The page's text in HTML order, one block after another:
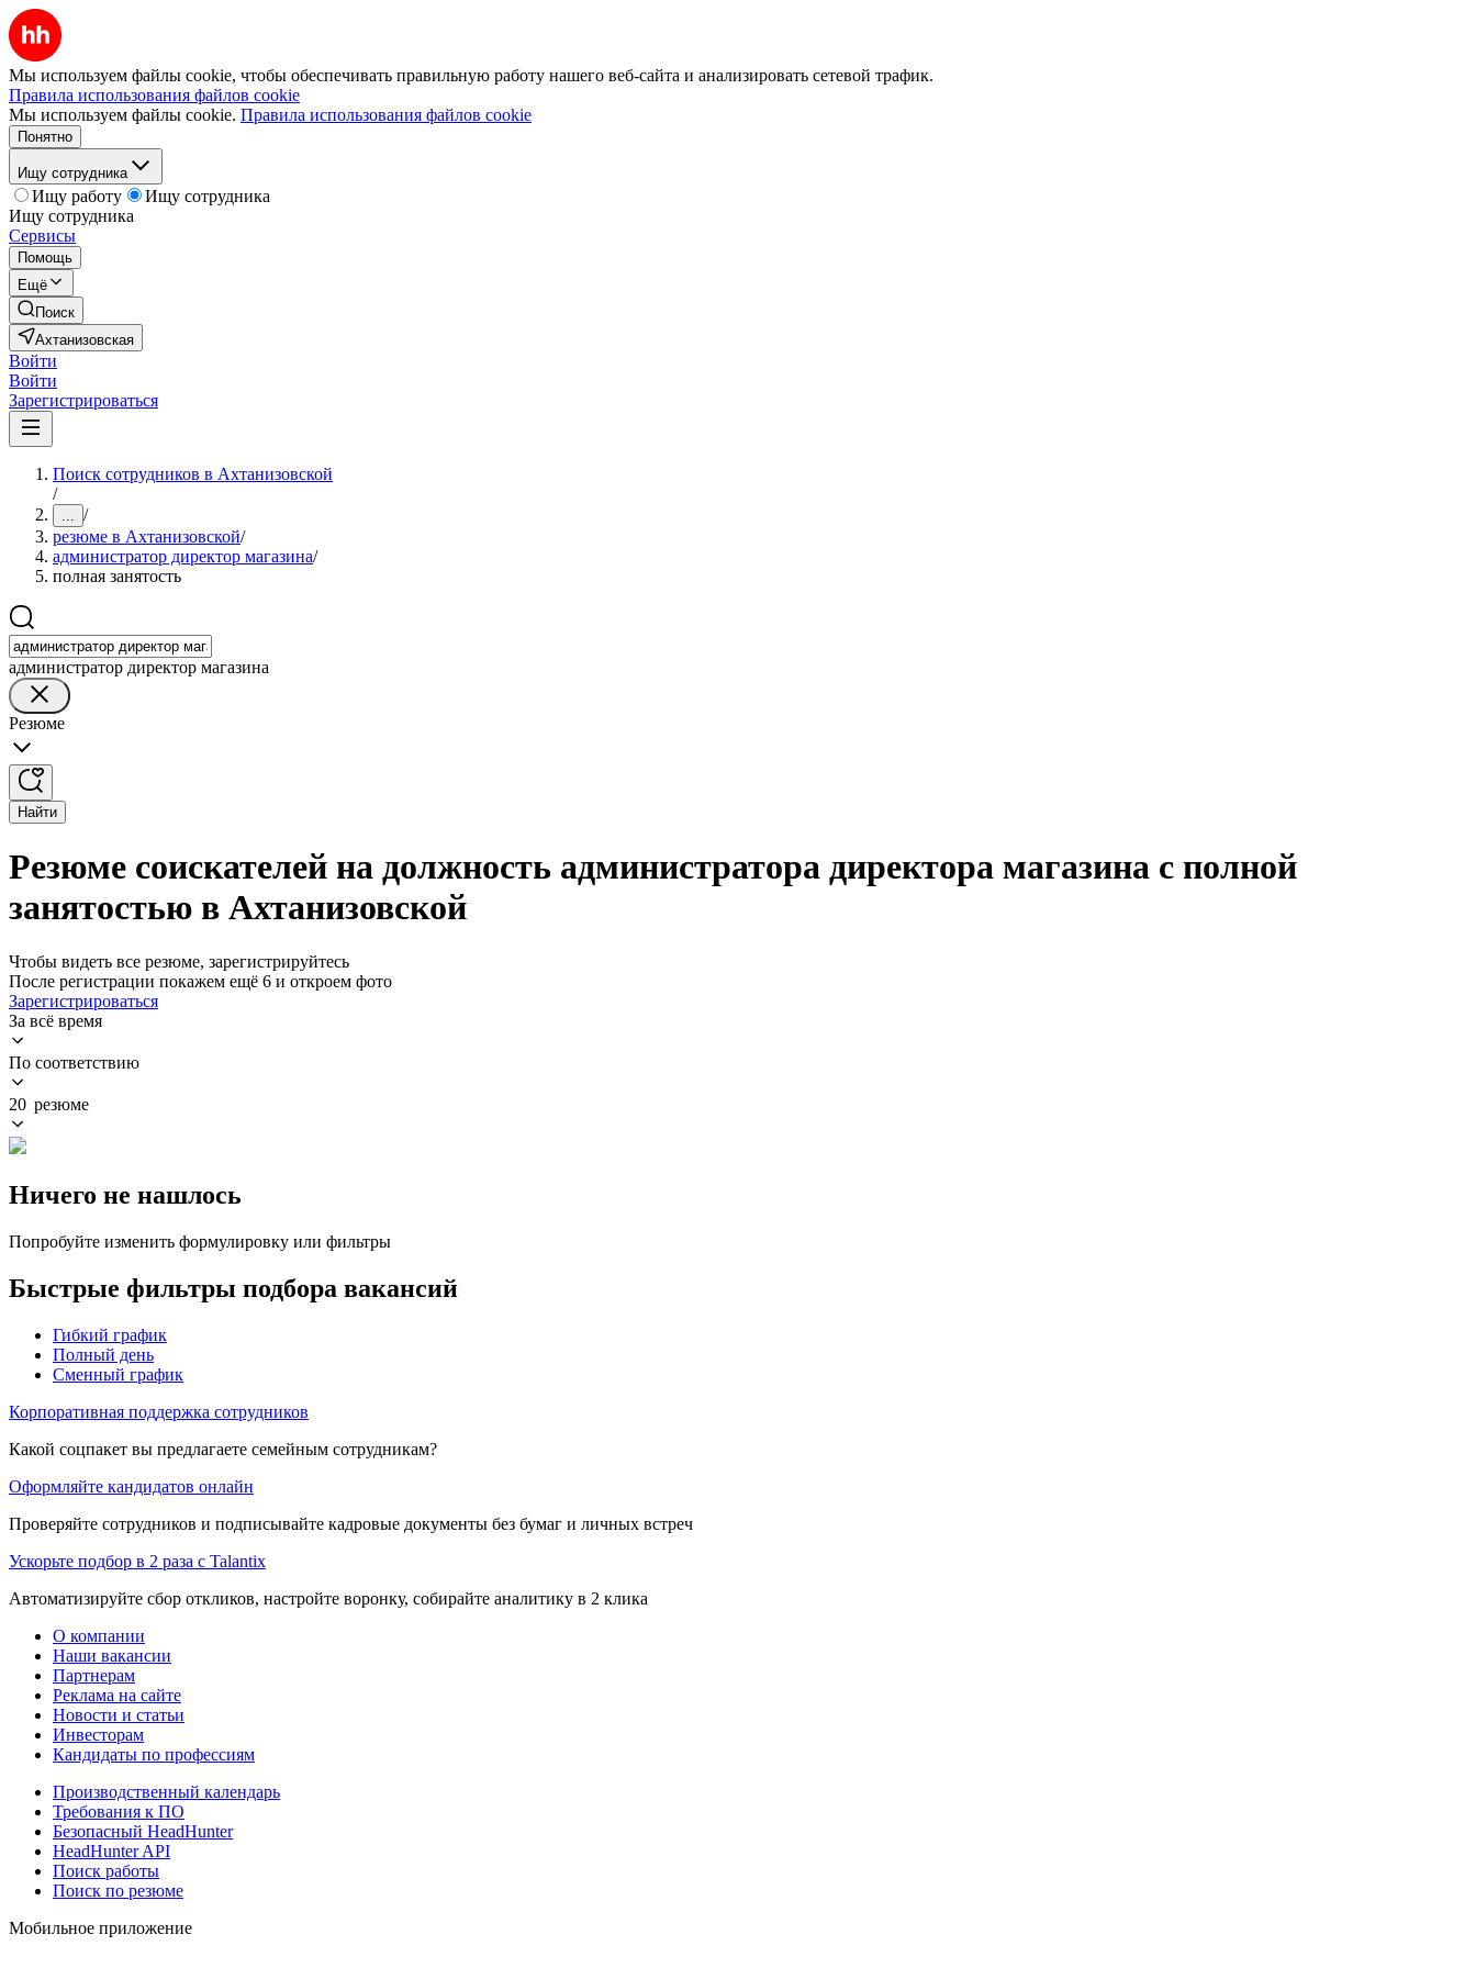
Мы используем файлы cookie, чтобы обеспечивать правильную работу нашего веб-сайта и анализировать сетевой трафик.
Правила использования файлов cookie
Мы используем файлы cookie. Правила использования файлов cookie
Понятно
Ищу сотрудника
Ищу работу
Ищу сотрудника
Ищу сотрудника
Сервисы
Помощь
Ещё
Поиск
Ахтанизовская
Войти
Войти
Зарегистрироваться
Поиск сотрудников в Ахтанизовской
/
... /
резюме в Ахтанизовской/
администратор директор магазина/
полная занятость
администратор директор магазина
Резюме
Найти
Резюме соискателей на должность администратора директора магазина с полной
занятостью в Ахтанизовской
Чтобы видеть все резюме, зарегистрируйтесь
После регистрации покажем ещё 6 и откроем фото
Зарегистрироваться
За всё время
По соответствию
20 резюме
Ничего не нашлось
Попробуйте изменить формулировку или фильтры
Быстрые фильтры подбора вакансий
Гибкий график
Полный день
Сменный график
Корпоративная поддержка сотрудников
Какой соцпакет вы предлагаете семейным сотрудникам?
Оформляйте кандидатов онлайн
Проверяйте сотрудников и подписывайте кадровые документы без бумаг и личных встреч
Ускорьте подбор в 2 раза с Talantix
Автоматизируйте сбор откликов, настройте воронку, собирайте аналитику в 2 клика
О компании
Наши вакансии
Партнерам
Реклама на сайте
Новости и статьи
Инвесторам
Кандидаты по профессиям
Производственный календарь
Требования к ПО
Безопасный HeadHunter
HeadHunter API
Поиск работы
Поиск по резюме
Мобильное приложение